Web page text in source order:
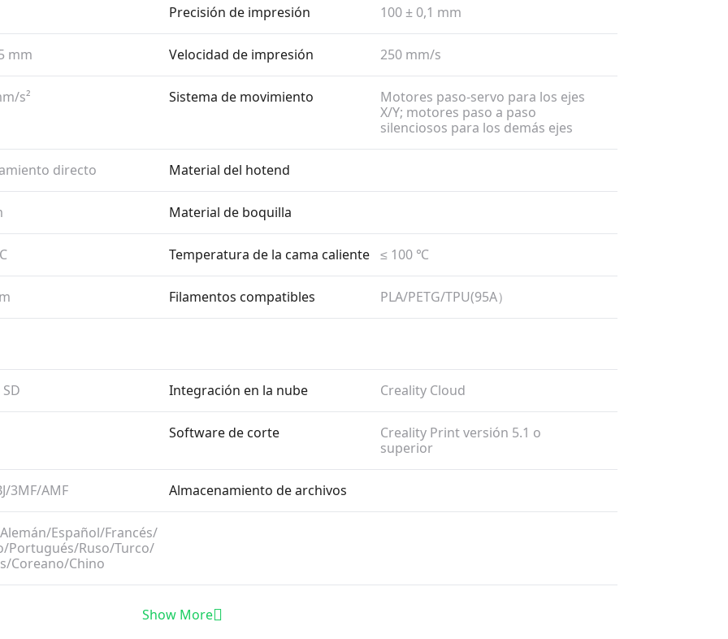
Precisión de impresión 100 ± 0,1 mm
mm Velocidad de impresión 250 mm/​s
​s² Sistema de movimiento
Motores paso-servo para los ejes
X/​Y; motores paso a paso
silenciosos para los demás ejes
directo Material del hotend
Material de boquilla
Temperatura de la cama caliente ≤ 100 ℃
Filamentos compatibles PLA/​PETG/​TPU(95A）
Integración en la nube Creality Cloud
Software de corte
Creality Print versión 5.1 o
superior
​3MF/​AMF Almacenamiento de archivos
​Español/​Francés/​
​Portugués/​Ruso/​Turco/​
​Coreano/​Chino
Show More